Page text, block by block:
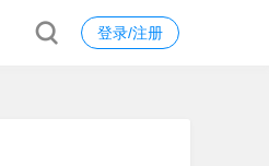
登录/注册